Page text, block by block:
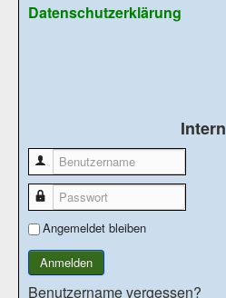
Datenschutzerklärung
Intern
Benutzername
Passwort
Angemeldet bleiben
Anmelden
Benutzername vergessen?